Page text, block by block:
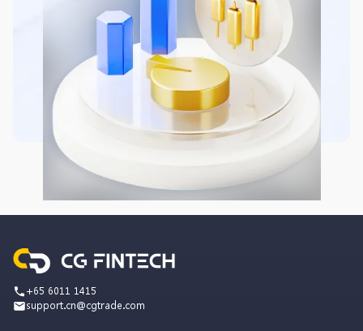
+65 6011 1415
support.cn@cgtrade.com